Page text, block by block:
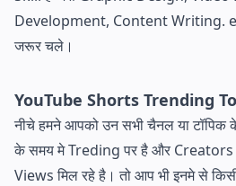
Development, Content Writing.
जरूर चले।
YouTube Shorts Trending
नीचे हमने आपको उन सभी चैनल या टॉपिक
के समय मे Treding पर है और Creators
Views मिल रहे है। तो आप भी इनमे से किसी